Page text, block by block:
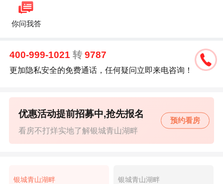
你问我答
400-999-1021转 9787
更加隐私安全的免费通话，任何疑问立即来电咨询！
看房不打烊实地了解银城青山湖畔
优惠活动提前招募中,抢先报名
预约看房
银城青山湖畔
银城青山湖畔